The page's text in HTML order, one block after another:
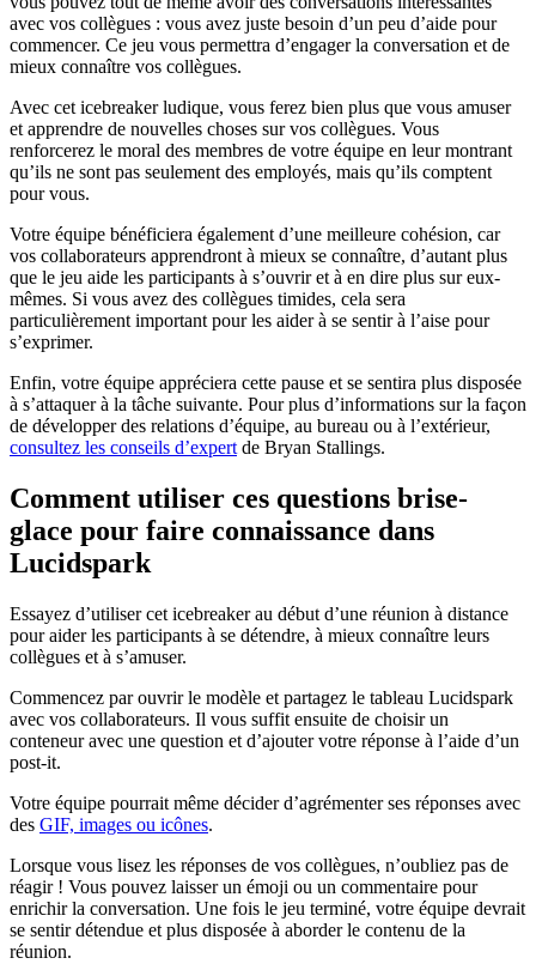
avec vos collègues : vous avez juste besoin d’un peu d’aide pour
commencer. Ce jeu vous permettra d’engager la conversation et de
mieux connaître vos collègues.
Avec cet icebreaker ludique, vous ferez bien plus que vous amuser
et apprendre de nouvelles choses sur vos collègues. Vous
renforcerez le moral des membres de votre équipe en leur montrant
qu’ils ne sont pas seulement des employés, mais qu’ils comptent
pour vous.
Votre équipe bénéficiera également d’une meilleure cohésion, car
vos collaborateurs apprendront à mieux se connaître, d’autant plus
que le jeu aide les participants à s’ouvrir et à en dire plus sur eux-
mêmes. Si vous avez des collègues timides, cela sera
particulièrement important pour les aider à se sentir à l’aise pour
s’exprimer.
Enfin, votre équipe appréciera cette pause et se sentira plus disposée
à s’attaquer à la tâche suivante. Pour plus d’informations sur la façon
de développer des relations d’équipe, au bureau ou à l’extérieur,
consultez les conseils d’expert de Bryan Stallings.
Comment utiliser ces questions brise-
glace pour faire connaissance dans
Lucidspark
Essayez d’utiliser cet icebreaker au début d’une réunion à distance
pour aider les participants à se détendre, à mieux connaître leurs
collègues et à s’amuser.
Commencez par ouvrir le modèle et partagez le tableau Lucidspark
avec vos collaborateurs. Il vous suffit ensuite de choisir un
conteneur avec une question et d’ajouter votre réponse à l’aide d’un
post-it.
Votre équipe pourrait même décider d’agrémenter ses réponses avec
des GIF, images ou icônes.
Lorsque vous lisez les réponses de vos collègues, n’oubliez pas de
réagir ! Vous pouvez laisser un émoji ou un commentaire pour
enrichir la conversation. Une fois le jeu terminé, votre équipe devrait
se sentir détendue et plus disposée à aborder le contenu de la
réunion.